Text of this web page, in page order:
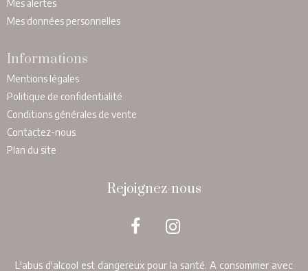
Mes alertes
Mes données personnelles
Informations
Mentions légales
Politique de confidentialité
Conditions générales de vente
Contactez-nous
Plan du site
Rejoignez-nous
L'abus d'alcool est dangereux pour la santé. A consommer avec